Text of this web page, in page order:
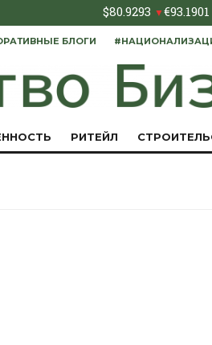
$80.9293 ▼€93.1901
БЛОГИ
РИТЕЙЛ